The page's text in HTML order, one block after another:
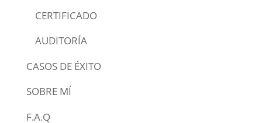
CERTIFICADO
AUDITORÍA
CASOS DE ÉXITO
SOBRE MÍ
F.A.Q